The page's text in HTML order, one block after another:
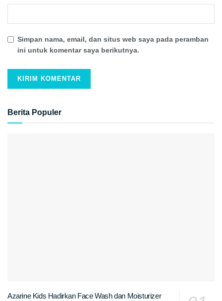
Simpan nama, email, dan situs web saya pada peramban
ini untuk komentar saya berikutnya.
Berita Populer
Azarine Kids Hadirkan Face Wash dan Moisturizer